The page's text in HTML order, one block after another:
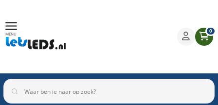
MENU 0